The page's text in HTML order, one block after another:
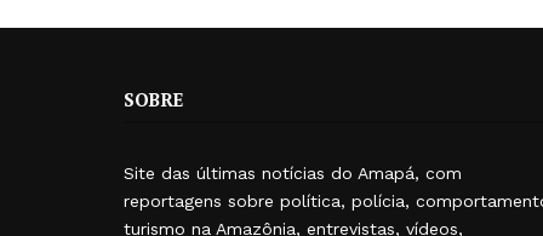
SOBRE
Site das últimas notícias do Amapá, com
reportagens sobre política, polícia,
turismo na Amazônia, entrevistas, vídeos,